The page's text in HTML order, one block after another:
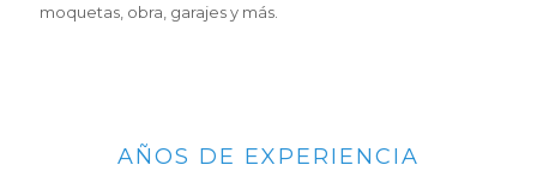
moquetas, obra, garajes y más.
AÑOS DE EXPERIENCIA